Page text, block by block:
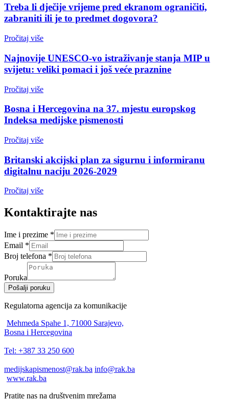
Treba li dječije vrijeme pred ekranom ograničiti,
zabraniti ili je to predmet dogovora?
Pročitaj više
Najnovije UNESCO-vo istraživanje stanja MIP u
svijetu: veliki pomaci i još veće praznine
Pročitaj više
Bosna i Hercegovina na 37. mjestu europskog
Indeksa medijske pismenosti
Pročitaj više
Britanski akcijski plan za sigurnu i informiranu
digitalnu naciju 2026-2029
Pročitaj više
Kontaktirajte nas
Ime i prezime *
Email *
Broj telefona *
Poruka
Pošalji poruku
Regulatorna agencija za komunikacije
Mehmeda Spahe 1, 71000 Sarajevo,
Bosna i Hercegovina
Tel: +387 33 250 600
medijskapismenost@rak.ba info@rak.ba
www.rak.ba
Pratite nas na društvenim mrežama